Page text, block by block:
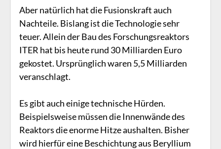
Aber natürlich hat die Fusionskraft auch
Nachteile. Bislang ist die Technologie sehr
teuer. Allein der Bau des Forschungsreaktors
ITER hat bis heute rund 30 Milliarden Euro
gekostet. Ursprünglich waren 5,5 Milliarden
veranschlagt.
Es gibt auch einige technische Hürden.
Beispielsweise müssen die Innenwände des
Reaktors die enorme Hitze aushalten. Bisher
wird hierfür eine Beschichtung aus Beryllium